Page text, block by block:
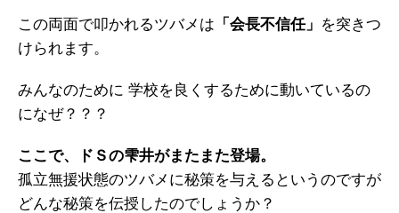
この両面で叩かれるツバメは 「会長不信任」 を突きつ
けられます。
みんなのために 学校を良くするために動いているの
になぜ？？？
ここで、ドＳの雫井がまたまた登場。
孤立無援状態のツバメに秘策を与えるというのですが
どんな秘策を伝授したのでしょうか？